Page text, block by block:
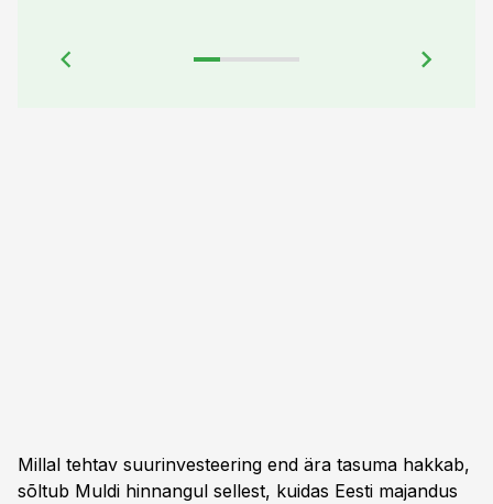
Millal tehtav suurinvesteering end ära tasuma hakkab,
sõltub Muldi hinnangul sellest, kuidas Eesti majandus